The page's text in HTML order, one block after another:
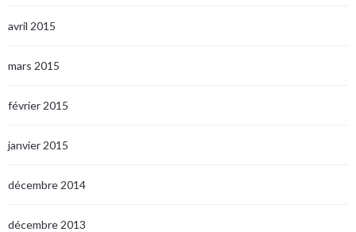
avril 2015
mars 2015
février 2015
janvier 2015
décembre 2014
décembre 2013